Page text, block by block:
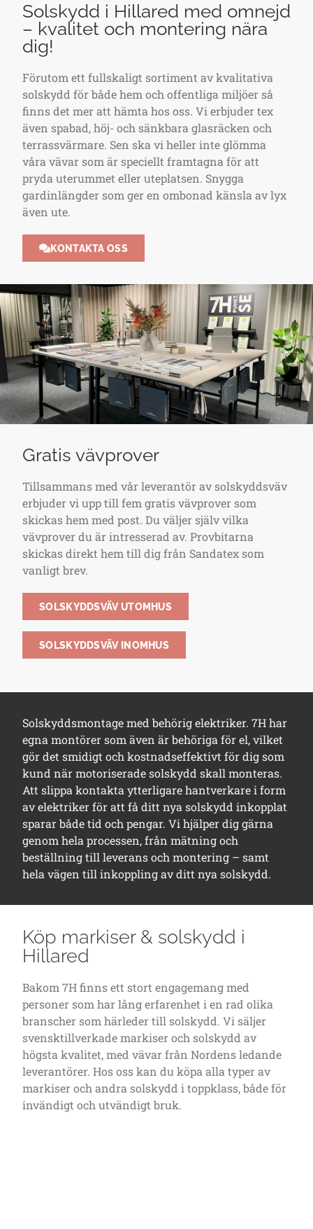
Solskydd i Hillared med omnejd
– kvalitet och montering nära
dig!
Förutom ett fullskaligt sortiment av kvalitativa
solskydd för både hem och offentliga miljöer så
finns det mer att hämta hos oss. Vi erbjuder tex
även spabad, höj- och sänkbara glasräcken och
terrassvärmare. Sen ska vi heller inte glömma
våra vävar som är speciellt framtagna för att
pryda uterummet eller uteplatsen. Snygga
gardinlängder som ger en ombonad känsla av lyx
även ute.
KONTAKTA OSS
Gratis vävprover
Tillsammans med vår leverantör av solskyddsväv
erbjuder vi upp till fem gratis vävprover som
skickas hem med post. Du väljer själv vilka
vävprover du är intresserad av. Provbitarna
skickas direkt hem till dig från Sandatex som
vanligt brev.
SOLSKYDDSVÄV UTOMHUS
SOLSKYDDSVÄV INOMHUS
Solskyddsmontage med behörig elektriker. 7H har
egna montörer som även är behöriga för el, vilket
gör det smidigt och kostnadseffektivt för dig som
kund när motoriserade solskydd skall monteras.
Att slippa kontakta ytterligare hantverkare i form
av elektriker för att få ditt nya solskydd inkopplat
sparar både tid och pengar. Vi hjälper dig gärna
genom hela processen, från mätning och
beställning till leverans och montering – samt
hela vägen till inkoppling av ditt nya solskydd.
Köp markiser & solskydd i
Hillared
Bakom 7H finns ett stort engagemang med
personer som har lång erfarenhet i en rad olika
branscher som härleder till solskydd. Vi säljer
svensktillverkade markiser och solskydd av
högsta kvalitet, med vävar från Nordens ledande
leverantörer. Hos oss kan du köpa alla typer av
markiser och andra solskydd i toppklass, både för
invändigt och utvändigt bruk.